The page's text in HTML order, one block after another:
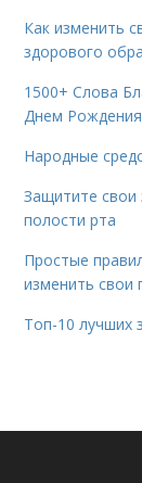
Как изменить
здорового
1500+ Слова
Днем
Народные
Защитите свои
полости рта
Простые
изменить свои
Топ-10 лучших